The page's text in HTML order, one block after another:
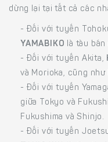
dừng lại tại tất cả các
- Đối với tuyến
YAMABIKO là tàu bán
- Đối với tuyến Akita,
và Morioka, cũng
- Đối với tuyến
giữa Tokyo và
Fukushima và Shinjo.
- Đối với tuyến